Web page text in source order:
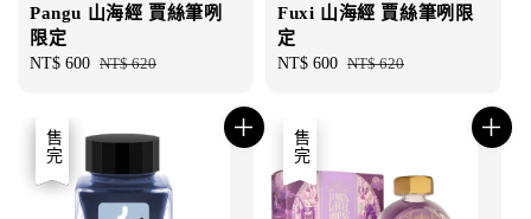
Pangu 山海經 賈絲筆咧
限定
Sale
NT$ 600 Regular
NT$ 620
Fuxi 山海經 賈絲筆咧限
定
Sale
NT$ 600 Regular
NT$ 620
優惠
售完 售完